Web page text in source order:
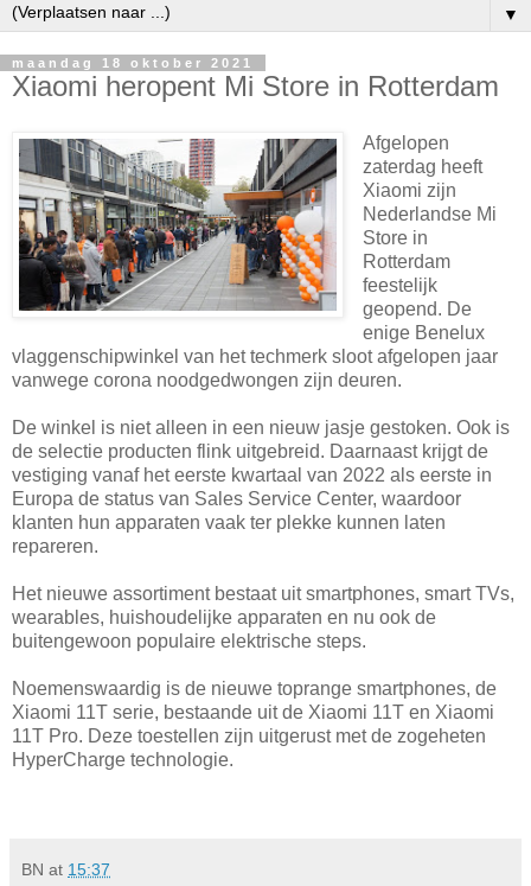
▼
maandag 18 oktober 2021
Xiaomi heropent Mi Store in Rotterdam
Afgelopen
zaterdag heeft
Xiaomi zijn
Nederlandse Mi
Store in
Rotterdam
feestelijk
geopend. De
enige Benelux
vlaggenschipwinkel van het techmerk sloot afgelopen jaar
vanwege corona noodgedwongen zijn deuren.
De winkel is niet alleen in een nieuw jasje gestoken. Ook is
de selectie producten flink uitgebreid. Daarnaast krijgt de
vestiging vanaf het eerste kwartaal van 2022 als eerste in
Europa de status van Sales Service Center, waardoor
klanten hun apparaten vaak ter plekke kunnen laten
repareren.
Het nieuwe assortiment bestaat uit smartphones, smart TVs,
wearables, huishoudelijke apparaten en nu ook de
buitengewoon populaire elektrische steps.
Noemenswaardig is de nieuwe toprange smartphones, de
Xiaomi 11T serie, bestaande uit de Xiaomi 11T en Xiaomi
11T Pro. Deze toestellen zijn uitgerust met de zogeheten
HyperCharge technologie.
BN at 15:37